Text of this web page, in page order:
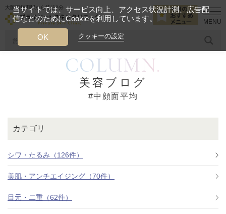
大阪西梅田駅から徒歩2分
糸リフト ヒアルロン酸
今月のおすすめメニュー
クリニックについて
中顔面平均
COLUMN.
美容ブログ
#中顔面平均
カテゴリ
シワ・たるみ（126件）
美肌・アンチエイジング（70件）
目元・二重（62件）
当サイトでは、サービス向上、アクセス状況計測、広告配
信などのためにCookieを利用しています。
クッキーの設定
OK